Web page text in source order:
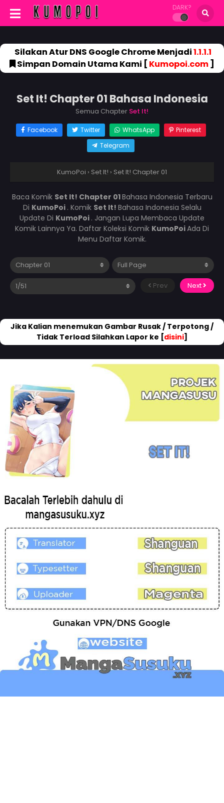
DARK?
Silakan Atur DNS Google Chrome Menjadi1.1.1.1
Simpan Domain Utama Kami [ Kumopoi.com]
Set It! Chapter 01 Bahasa Indonesia
Semua Chapter Set It!
Facebook Twitter WhatsApp
Pinterest
Telegram
KumoPoi › Set It! › Set It! Chapter 01
Baca Komik Set It! Chapter 01Bahasa Indonesia Terbaru
Di KumoPoi . Komik Set It! Bahasa Indonesia Selalu
Update Di KumoPoi . Jangan Lupa Membaca Update
Komik Lainnya Ya. Daftar Koleksi Komik KumoPoiAda Di
Menu Daftar Komik.
Prev Next
Jika Kalian menemukan Gambar Rusak / Terpotong /
Tidak Terload Silahkan Lapor ke [disini]